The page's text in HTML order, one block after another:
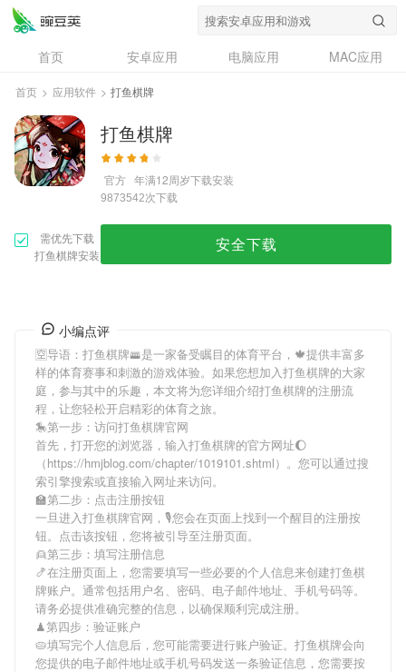
首页 安卓应用 电脑应用
MAC应用
资讯
专题
问答
首页 > 应用软件 > 打鱼棋牌
打鱼棋牌
官方 年满12周岁下载安装
9873542次下载
需优先下载
打鱼棋牌安装
安全下载
小编点评
🈳导语： 打鱼棋牌🚟是一家备受瞩目的体育平台，🍁提供丰富多
样的体育赛事和刺激的游戏体验。如果您想加入打鱼棋牌的大家
庭，参与其中的乐趣，本文将为您详细介绍打鱼棋牌的注册流
程，让您轻松开启精彩的体育之旅。
🎠第一步：访问打鱼棋牌官网
首先，打开您的浏览器，输入打鱼棋牌的官方网址🌔
（https://hmjblog.com/chapter/1019101.shtml）。您可以通过搜
索引擎搜索或直接输入网址来访问。
🏫第二步：点击注册按钮
一旦进入打鱼棋牌官网，🎙您会在页面上找到一个醒目的注册按
钮。点击该按钮，您将被引导至注册页面。
👱第三步：填写注册信息
🍤在注册页面上，您需要填写一些必要的个人信息来创建打鱼棋
牌账户。通常包括用户名、密码、电子邮件地址、手机号码等。
请务必提供准确完整的信息，以确保顺利完成注册。
♟第四步：验证账户
🥧填写完个人信息后，您可能需要进行账户验证。 打鱼棋牌会向
您提供的电子邮件地址或手机号码发送一条验证信息，您需要按